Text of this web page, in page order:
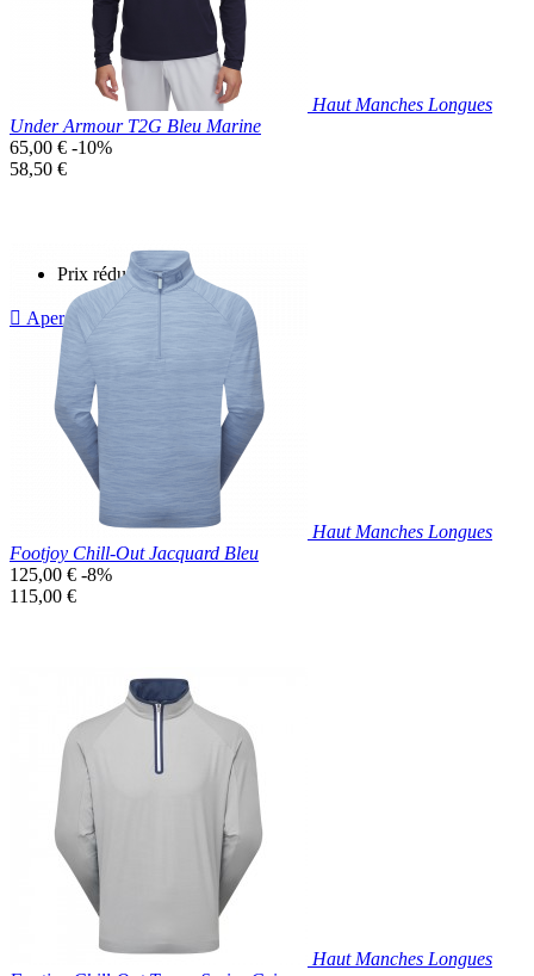
Haut Manches Longues
Under Armour T2G Bleu Marine
Prix
de
65,00 € -10%
Prix
58,50 €
Prix réduit
 Aperçu rapide
Marine
Haut Manches Longues
Footjoy Chill-Out Jacquard Bleu
Prix
de
125,00 € -8%
Prix
115,00 €
Prix réduit
Aperçu rapide
Haut Manches Longues